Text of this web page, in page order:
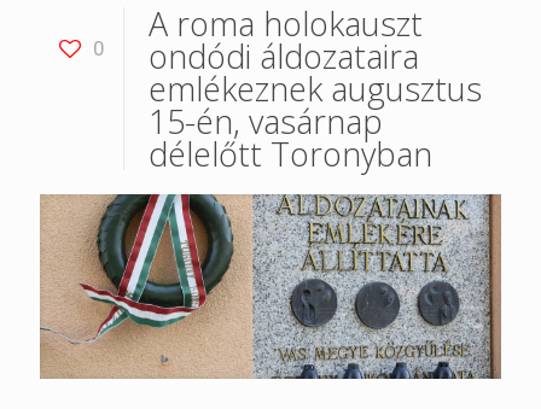
0
A roma holokauszt
ondódi áldozataira
emlékeznek augusztus
15-én, vasárnap
délelőtt Toronyban